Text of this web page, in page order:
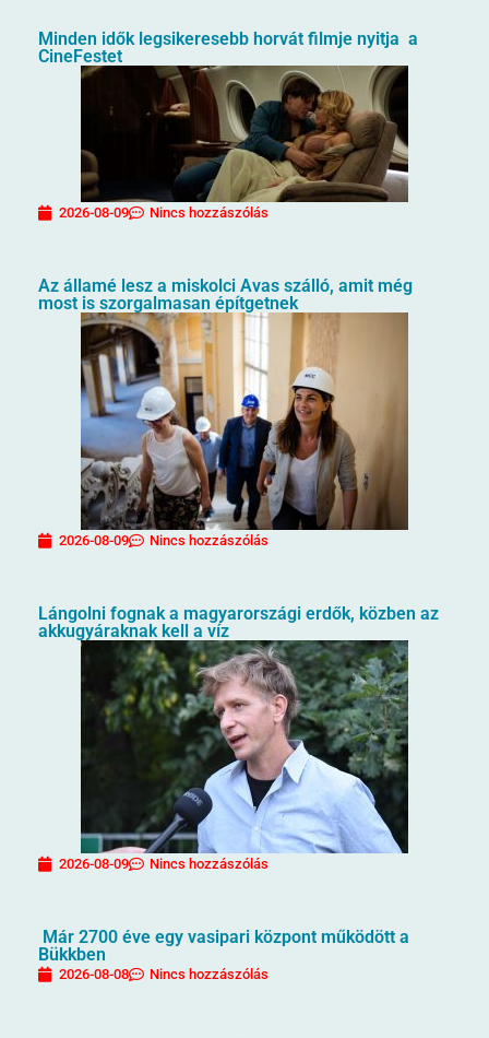
Minden idők legsikeresebb horvát filmje nyitja a
CineFestet
2026-08-09 Nincs hozzászólás
Az államé lesz a miskolci Avas szálló, amit még
most is szorgalmasan építgetnek
2026-08-09 Nincs hozzászólás
Lángolni fognak a magyarországi erdők, közben az
akkugyáraknak kell a víz
2026-08-09 Nincs hozzászólás
Már 2700 éve egy vasipari központ működött a
Bükkben
2026-08-08 Nincs hozzászólás